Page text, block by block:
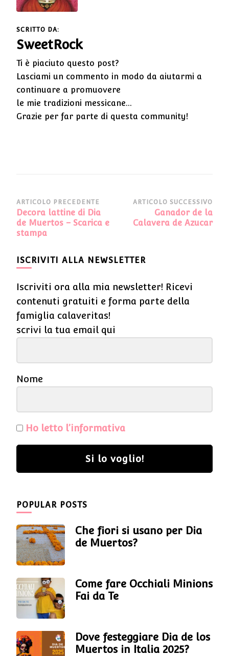
SCRITTO DA:
SweetRock
Ti è piaciuto questo post?
Lasciami un commento in modo da aiutarmi a
continuare a promuovere
le mie tradizioni messicane...
Grazie per far parte di questa community!
Navigazione
articoli
ARTICOLO PRECEDENTE
Decora lattine di Dia
de Muertos – Scarica e
stampa
ARTICOLO SUCCESSIVO
Ganador de la
Calavera de Azucar
ISCRIVITI ALLA NEWSLETTER
Iscriviti ora alla mia newsletter! Ricevi
contenuti gratuiti e forma parte della
famiglia calaveritas!
scrivi la tua email qui
Nome
Ho letto l’informativa
Si lo voglio!
POPULAR POSTS
Che fiori si usano per Dia
de Muertos?
Come fare Occhiali Minions
Fai da Te
Dove festeggiare Dia de los
Muertos in Italia 2025?